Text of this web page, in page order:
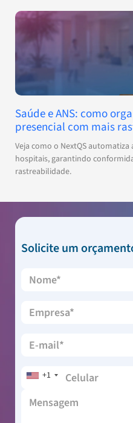
Saúde e ANS: como
presencial com mais
Veja como o NextQS automatiza
hospitais, garantindo
rastreabilidade.
Solicite um
+1